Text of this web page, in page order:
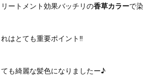
リートメント効果バッチリの香草カラーで
はとても重要ポイント‼︎
ても綺麗な髪色になりましたー♪